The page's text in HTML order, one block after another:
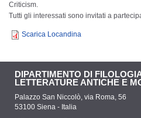
Criticism.
Tutti gli interessati sono invitati a
Scarica Locandina
DIPARTIMENTO DI
LETTERATURE ANTICHE E
Palazzo San Niccolò, via Roma, 56
53100 Siena - Italia